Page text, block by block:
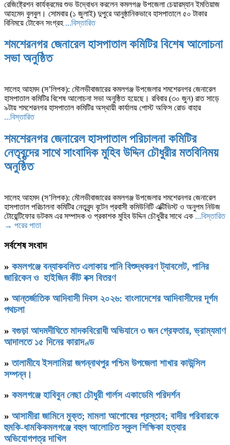
রেজিষ্ট্রেশন কার্যক্রমের শুভ উদ্বোধন করলেন কমলগঞ্জ উপজেলা চেয়ারম্যান ইমতিয়াজ
আহমেদ বুলবুল। সোমবার (১ জুলাই) দুপুরে আনুষ্ঠানিকভাবে হাসপাতালে ৫০ টাকার
বিনিময়ে টোকেন সংগ্রহ ...বিস্তারিত
শমশেরনগর জেনারেল হাসপাতাল কমিটির বিশেষ আলোচনা
সভা অনুষ্ঠিত
সালেহ আহমদ (স’লিপক): মৌলভীবাজারের কমলগঞ্জ উপজেলার শমশেরনগর জেনারেল
হাসপাতাল কমিটির বিশেষ আলোচনা সভা অনুষ্ঠিত হয়েছে। রবিবার (৩০ জুন) রাত সাড়ে
৯টায় শমশেরনগর হাসপাতাল কমিটির অস্থায়ী কার্যালয় পোস্ট অফিস রোড বাহার
...বিস্তারিত
শমশেরনগর জেনারেল হাসপাতাল পরিচালনা কমিটির
নেতৃবৃন্দের সাথে সাংবাদিক মুহিব উদ্দিন চৌধুরীর মতবিনিময়
অনুষ্ঠিত
সালেহ আহমদ (স’লিপক): মৌলভীবাজারের কমলগঞ্জ উপজেলার শমশেরনগর জেনারেল
হাসপাতাল পরিচালনা কমিটির নেতৃবৃন্দ বৃটেন প্রবাসী কমিউনিটি এক্টিভিস্ট ও অনুপম নিউজ
টোয়েন্টিফোর ডটকম এর সম্পাদক ও প্রকাশক মুহিব উদ্দিন চৌধুরীর সাথে এক ...বিস্তারিত
→ পরের পাতা
সর্বশেষ সংবাদ
» কমলগঞ্জে বন্যাকবলিত এলাকায় পানি বিশুদ্ধকরণ ট্যাবলেট, পানির
জারিকেন ও হাইজিন কীট বক্স বিতরণ
» আন্তর্জাতিক আদিবাসী দিবস ২০২৬: বাংলাদেশের আদিবাসীদের দূর্গম
পথচলা
» বগুড়া আদমদীঘিতে মাদকবিরোধী অভিযানে ৩ জন গ্রেফতার, ভ্রাম্যমাণ
আদালতে ১৫ দিনের কারাদণ্ড
»‎তালামীযে ইসলামিয়া জগন্নাথপুর পশ্চিম উপজেলা শাখার কাউন্সিল
সম্পন্ন।
» কমলগঞ্জে হাবিবুন নেছা চৌধুরী গার্লস একাডেমি পরিদর্শন
» আসামীরা জামিনে মুক্ত; মামলা আপোষের প্রস্তাব; বাদীর পরিবারকে
হুমকি-ধামকিকমলগঞ্জে বহুল আলোচিত স্কুল শিক্ষিকা হত্যার
অভিযোগপত্র দাখিল